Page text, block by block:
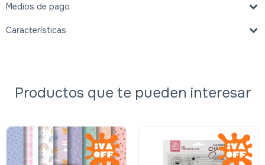
Medios de pago
Características
Productos que te pueden interesar